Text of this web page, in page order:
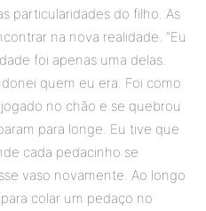
particularidades do filho. As
na nova realidade. “Eu
foi apenas uma delas.
quem eu era. Foi como
no chão e se quebrou
para longe. Eu tive que
cada pedacinho se
vaso novamente. Ao longo
colar um pedaço no